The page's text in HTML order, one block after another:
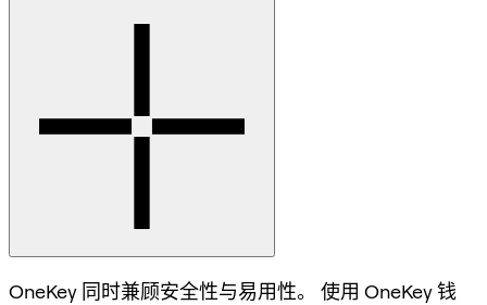
OneKey 同时兼顾安全性与易用性。 使用 OneKey 钱